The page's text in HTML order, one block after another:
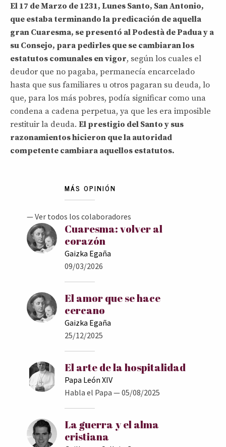
El 17 de Marzo de 1231, Lunes Santo, San Antonio,
que estaba terminando la predicación de aquella
gran Cuaresma, se presentó al Podestà de Padua y a
su Consejo, para pedirles que se cambiaran los
estatutos comunales en vigor, según los cuales el
deudor que no pagaba, permanecía encarcelado
hasta que sus familiares u otros pagaran su deuda, lo
que, para los más pobres, podía significar como una
condena a cadena perpetua, ya que les era imposible
restituir la deuda. El prestigio del Santo y sus
razonamientos hicieron que la autoridad
competente cambiara aquellos estatutos.
MÁS OPINIÓN
Cuaresma: volver al
corazón
Gaizka Egaña
09/03/2026
El amor que se hace
cercano
Gaizka Egaña
25/12/2025
El arte de la hospitalidad
Papa León XIV
Habla el Papa — 05/08/2025
La guerra y el alma
cristiana
— Ver todos los colaboradores